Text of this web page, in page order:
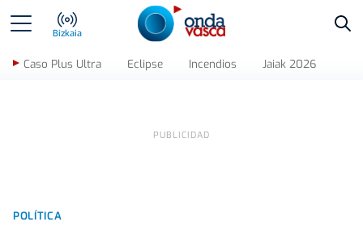
Bizkaia
Caso Plus Ultra Eclipse Incendios Jaiak 2026
POLÍTICA